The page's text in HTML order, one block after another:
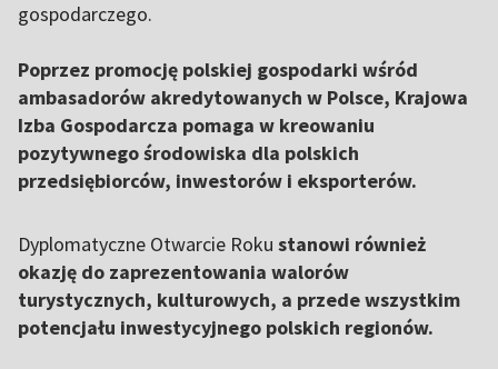
gospodarczego.
Poprzez promocję polskiej gospodarki wśród
ambasadorów akredytowanych w Polsce, Krajowa
Izba Gospodarcza pomaga w kreowaniu
pozytywnego środowiska dla polskich
przedsiębiorców, inwestorów i eksporterów.
Dyplomatyczne Otwarcie Roku stanowi również
okazję do zaprezentowania walorów
turystycznych, kulturowych, a przede wszystkim
potencjału inwestycyjnego polskich regionów.